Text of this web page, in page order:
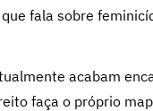
fala sobre
acabam
faça o próprio